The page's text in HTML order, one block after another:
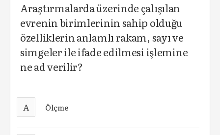
Araştırmalarda üzerinde çalışılan
evrenin birimlerinin sahip olduğu
özelliklerin anlamlı rakam, sayı ve
simgeler ile ifade edilmesi işlemine
ne ad verilir?
A Ölçme